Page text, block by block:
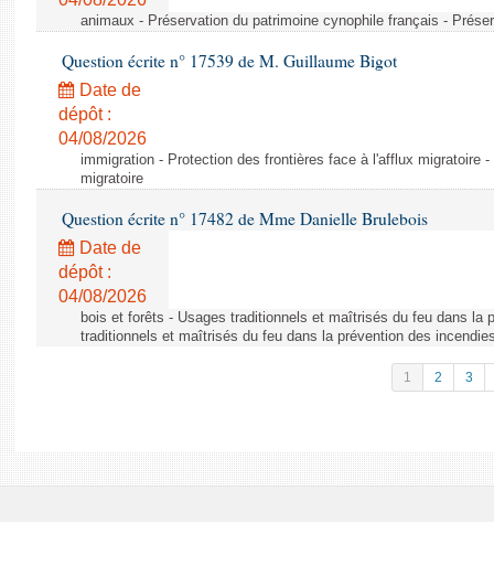
animaux - Préservation du patrimoine cynophile français -
Question écrite n° 17539 de M. Guillaume Bigot
Date de
dépôt :
04/08/2026
immigration - Protection des frontières face à l'afflux migratoire
migratoire
Question écrite n° 17482 de Mme Danielle Brulebois
Date de
dépôt :
04/08/2026
bois et forêts - Usages traditionnels et maîtrisés du feu dans la
traditionnels et maîtrisés du feu dans la prévention des
1 2 3